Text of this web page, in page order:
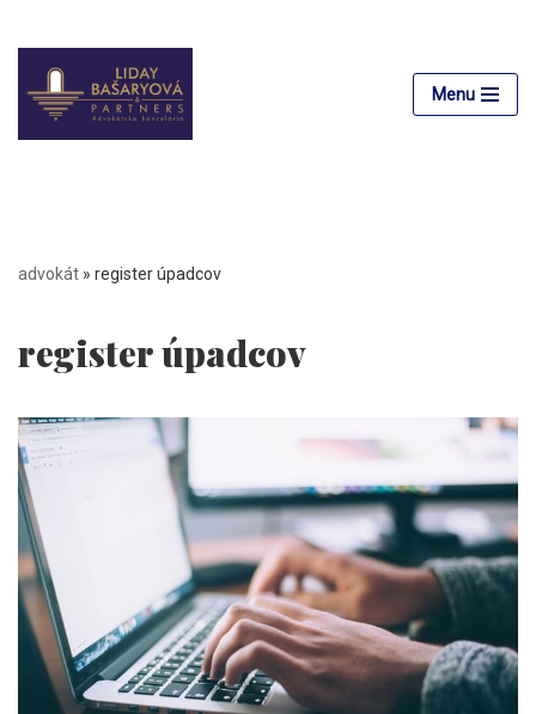
Preskočiť
na
obsah
Menu
advokát » register úpadcov
register úpadcov